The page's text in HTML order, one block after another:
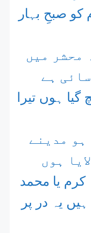
صبحِ بہار
محشر میں
ہے
ہوں تیرا
ہو مدینے
ہوں
کرم یا محمد
یہ در پر